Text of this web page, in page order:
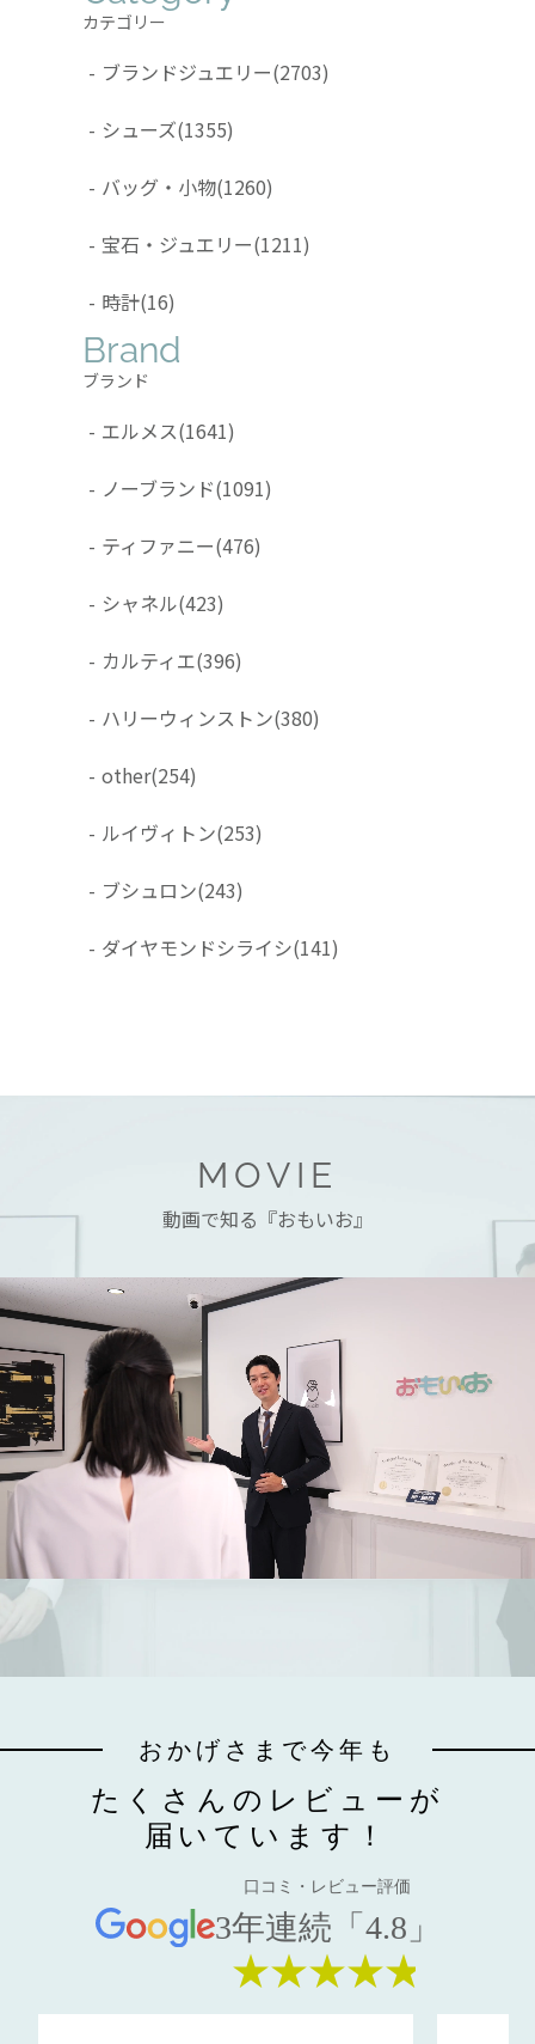
カテゴリー
- ブランドジュエリー(2703)
- シューズ(1355)
- バッグ・小物(1260)
- 宝石・ジュエリー(1211)
- 時計(16)
Brand
ブランド
- エルメス(1641)
- ノーブランド(1091)
- ティファニー(476)
- シャネル(423)
- カルティエ(396)
- ハリーウィンストン(380)
- other(254)
- ルイヴィトン(253)
- ブシュロン(243)
- ダイヤモンドシライシ(141)
MOVIE
動画で知る『おもいお』
おかげさまで今年も
たくさんのレビューが
届いています！
口コミ・レビュー評価
3年連続「4.8」
★★★★★